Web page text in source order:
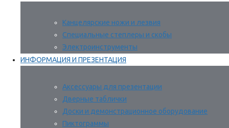
Канцелярские ножи и лезвия
Специальные степлеры и скобы
Электроинструменты
ИНФОРМАЦИЯ И ПРЕЗЕНТАЦИЯ
Аксессуары для презентации
Дверные таблички
Доски и демонстрационное оборудование
Пиктограммы